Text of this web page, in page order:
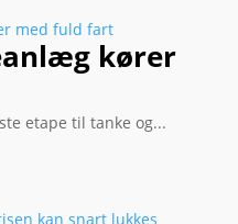
kører
etape til tanke og...